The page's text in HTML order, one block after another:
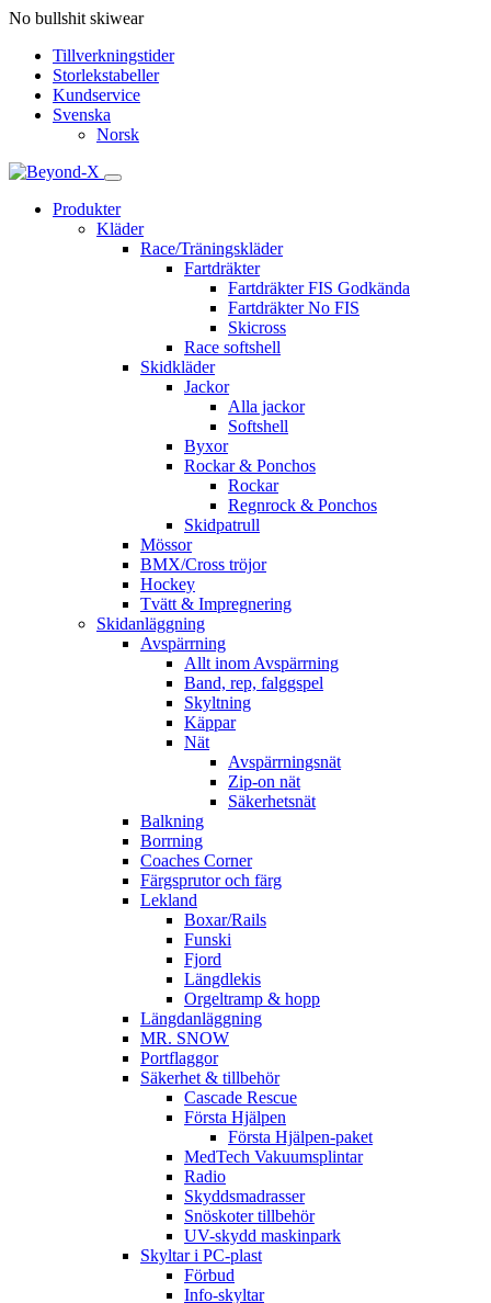
No bullshit skiwear
Tillverkningstider
Storlekstabeller
Kundservice
Svenska
Norsk
Produkter
Kläder
Race/Träningskläder
Fartdräkter
Fartdräkter FIS Godkända
Fartdräkter No FIS
Skicross
Race softshell
Skidkläder
Jackor
Alla jackor
Softshell
Byxor
Rockar & Ponchos
Rockar
Regnrock & Ponchos
Skidpatrull
Mössor
BMX/Cross tröjor
Hockey
Tvätt & Impregnering
Skidanläggning
Avspärrning
Allt inom Avspärrning
Band, rep, falggspel
Skyltning
Käppar
Nät
Avspärrningsnät
Zip-on nät
Säkerhetsnät
Balkning
Borrning
Coaches Corner
Färgsprutor och färg
Lekland
Boxar/Rails
Funski
Fjord
Längdlekis
Orgeltramp & hopp
Längdanläggning
MR. SNOW
Portflaggor
Säkerhet & tillbehör
Cascade Rescue
Första Hjälpen
Första Hjälpen-paket
MedTech Vakuumsplintar
Radio
Skyddsmadrasser
Snöskoter tillbehör
UV-skydd maskinpark
Skyltar i PC-plast
Förbud
Info-skyltar